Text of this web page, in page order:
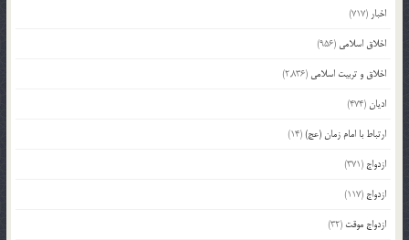
اخبار (717)
اخلاق اسلامی (956)
اخلاق و تربیت اسلامی (2,836)
ادیان(474)
ارتباط با امام زمان (عج)(14)
ازدواج (371)
ازدواج (117)
ازدواج موقت (32)